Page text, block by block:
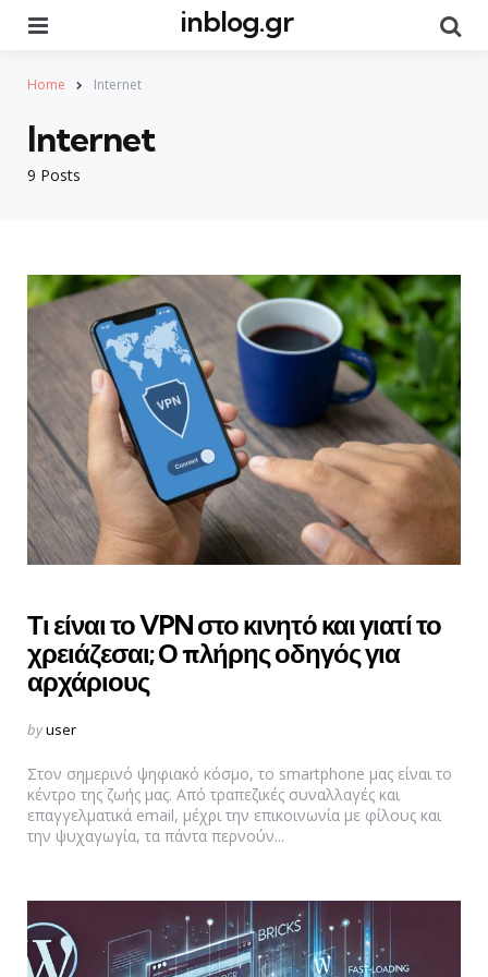
inblog.gr
Home Internet
9 Posts
Internet
Τι είναι το VPN στο κινητό και γιατί το
χρειάζεσαι; Ο πλήρης οδηγός για
αρχάριους
Posted
byuser
Στον σημερινό ψηφιακό κόσμο, το smartphone μας είναι το
κέντρο της ζωής μας. Από τραπεζικές συναλλαγές και
επαγγελματικά email, μέχρι την επικοινωνία με φίλους και
την ψυχαγωγία, τα πάντα περνούν...